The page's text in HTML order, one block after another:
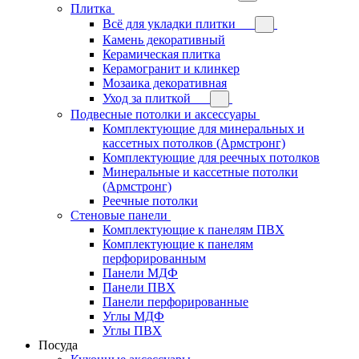
Плитка
Всё для укладки плитки
Камень декоративный
Керамическая плитка
Керамогранит и клинкер
Мозаика декоративная
Уход за плиткой
Подвесные потолки и аксессуары
Комплектующие для минеральных и
кассетных потолков (Армстронг)
Комплектующие для реечных потолков
Минеральные и кассетные потолки
(Армстронг)
Реечные потолки
Стеновые панели
Комплектующие к панелям ПВХ
Комплектующие к панелям
перфорированным
Панели МДФ
Панели ПВХ
Панели перфорированные
Углы МДФ
Углы ПВХ
Посуда